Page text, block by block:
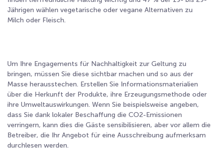
Jährigen wählen vegetarische oder vegane Alternativen zu
Milch oder Fleisch.
Um Ihre Engagements für Nachhaltigkeit zur Geltung zu
bringen, müssen Sie diese sichtbar machen und so aus der
Masse herausstechen. Erstellen Sie Informationsmaterialien
über die Herkunft der Produkte, ihre Erzeugungsmethode oder
ihre Umweltauswirkungen. Wenn Sie beispielsweise angeben,
dass Sie dank lokaler Beschaffung die CO2-Emissionen
verringern, kann dies die Gäste sensibilisieren, aber vor allem die
Betreiber, die Ihr Angebot für eine Ausschreibung aufmerksam
durchlesen werden.